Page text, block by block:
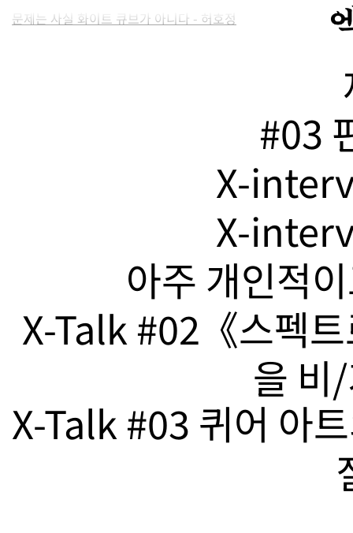
#03
X-
X-
아주 개인적
X-Talk #02《스펙
을 비
X-Talk #03 퀴어 아
문제는 사실 화이트 큐브가 아니다 - 허호정